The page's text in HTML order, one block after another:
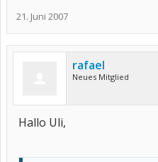
21. Juni 2007
rafael
Neues Mitglied
Hallo Uli,